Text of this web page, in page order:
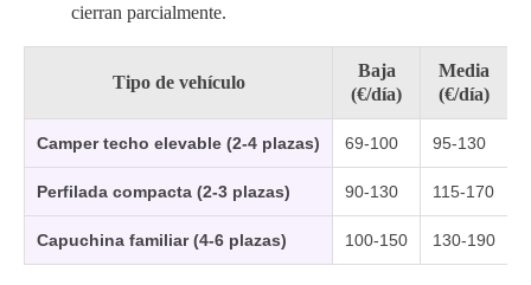
cierran parcialmente.
Tipo de vehículo
Baja
(€/día)
Media
(€/día)
Camper techo elevable (2-4 plazas) 69-100 95-130
Perfilada compacta (2-3 plazas) 90-130 115-170
Capuchina familiar (4-6 plazas) 100-150 130-190